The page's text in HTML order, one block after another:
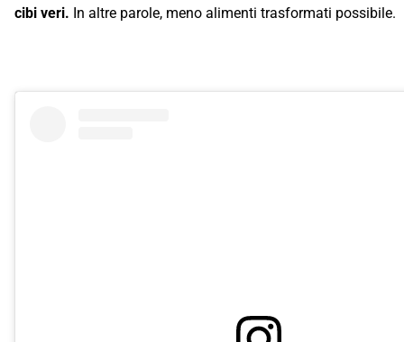
cibi veri. In altre parole, meno alimenti trasformati possibile.